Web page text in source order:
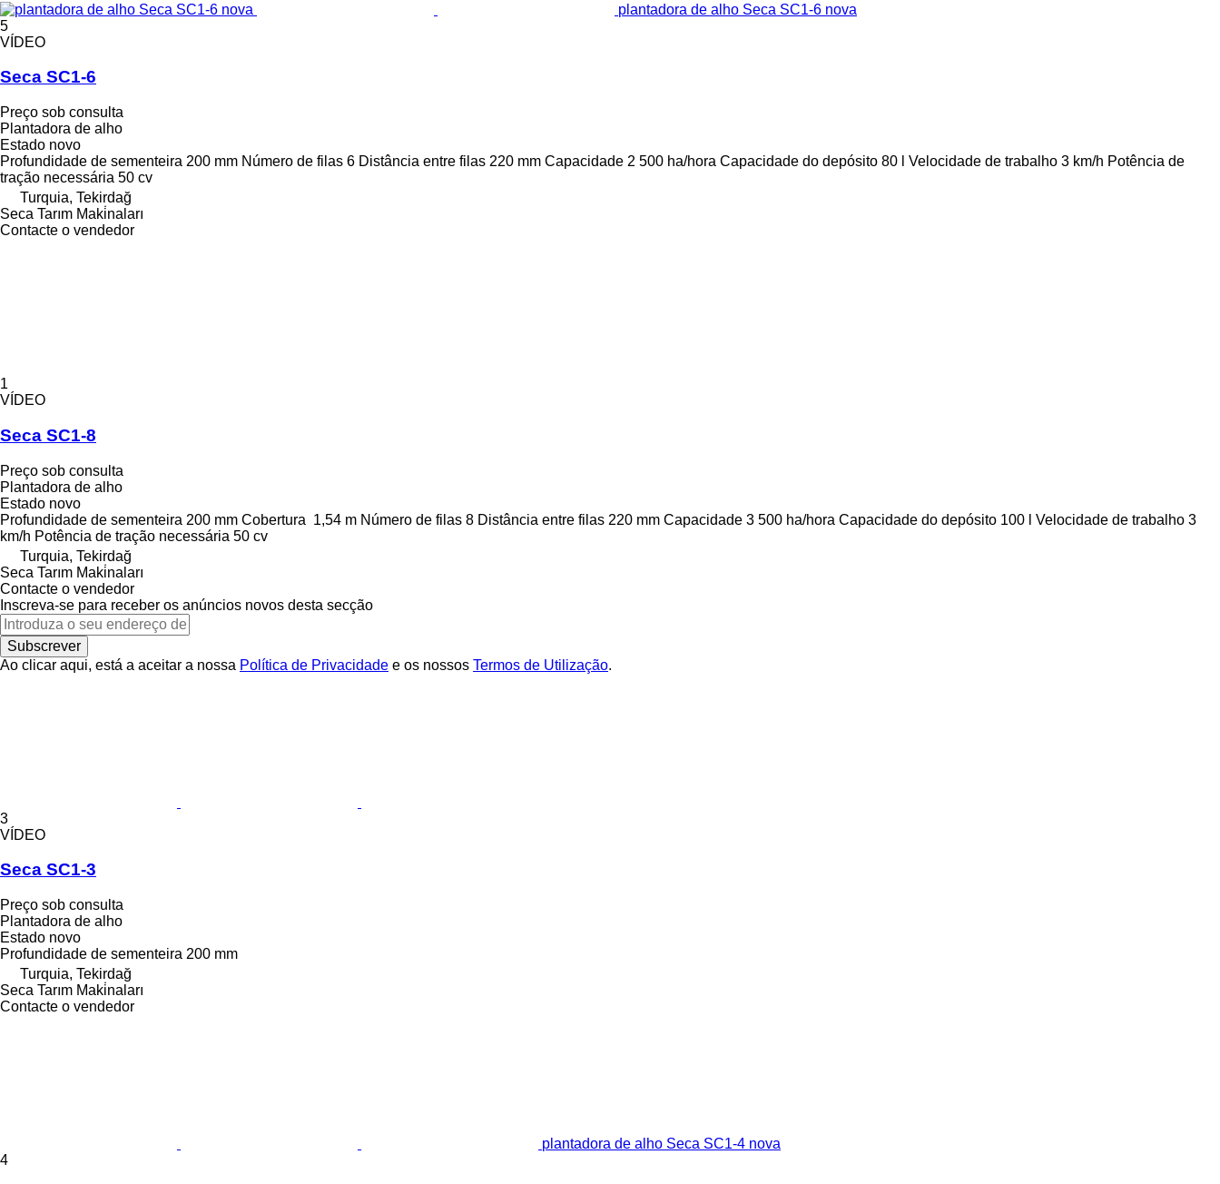
plantadora de alho Seca SC1-6 nova
5
VÍDEO
Seca SC1-6
Preço sob consulta
Plantadora de alho
Estado novo
Profundidade de sementeira 200 mm Número de filas 6 Distância entre filas 220 mm Capacidade 2 500 ha/hora Capacidade do depósito 80 l Velocidade de trabalho 3 km/h Potência de
tração necessária 50 cv
Turquia, Tekirdağ
Seca Tarım Maki̇naları
Contacte o vendedor
1
VÍDEO
Seca SC1-8
Preço sob consulta
Plantadora de alho
Estado novo
Profundidade de sementeira 200 mm Cobertura 1,54 m Número de filas 8 Distância entre filas 220 mm Capacidade 3 500 ha/hora Capacidade do depósito 100 l Velocidade de trabalho 3
km/h Potência de tração necessária 50 cv
Turquia, Tekirdağ
Seca Tarım Maki̇naları
Contacte o vendedor
Inscreva-se para receber os anúncios novos desta secção
Subscrever
Ao clicar aqui, está a aceitar a nossa Política de Privacidade e os nossos Termos de Utilização.
3
VÍDEO
Seca SC1-3
Preço sob consulta
Plantadora de alho
Estado novo
Profundidade de sementeira 200 mm
Turquia, Tekirdağ
Seca Tarım Maki̇naları
Contacte o vendedor
plantadora de alho Seca SC1-4 nova
4